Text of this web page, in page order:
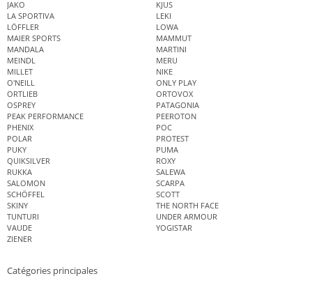
JAKO
KJUS
LA SPORTIVA
LEKI
LÖFFLER
LOWA
MAIER SPORTS
MAMMUT
MANDALA
MARTINI
MEINDL
MERU
MILLET
NIKE
O'NEILL
ONLY PLAY
ORTLIEB
ORTOVOX
OSPREY
PATAGONIA
PEAK PERFORMANCE
PEEROTON
PHENIX
POC
POLAR
PROTEST
PUKY
PUMA
QUIKSILVER
ROXY
RUKKA
SALEWA
SALOMON
SCARPA
SCHÖFFEL
SCOTT
SKINY
THE NORTH FACE
TUNTURI
UNDER ARMOUR
VAUDE
YOGISTAR
ZIENER
Catégories principales